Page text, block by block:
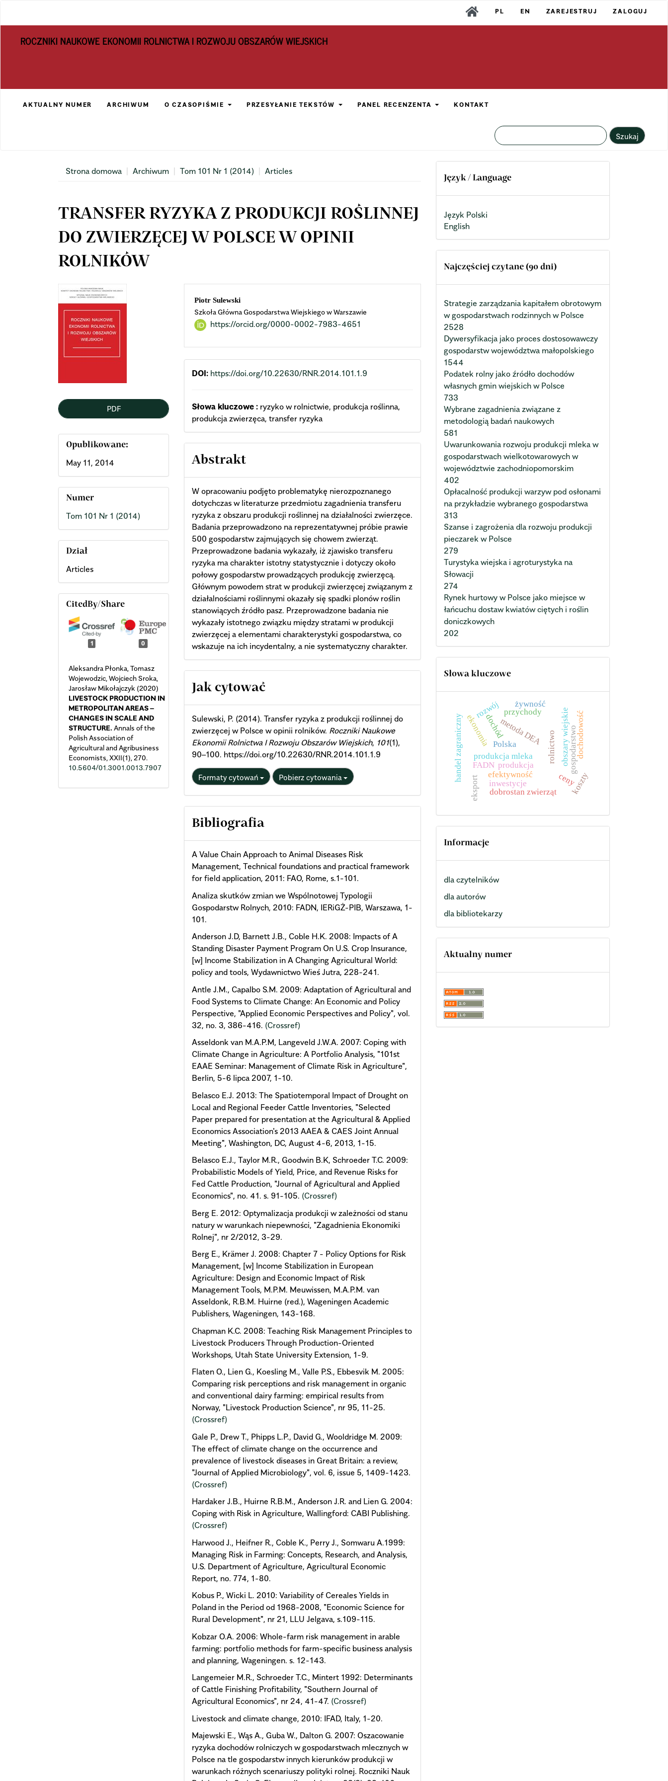
Content
PL EN ZAREJESTRUJ ZALOGUJ
ROCZNIKI NAUKOWE EKONOMII ROLNICTWA I ROZWOJU OBSZARÓW WIEJSKICH
AKTUALNY NUMER ARCHIWUM O CZASOPIŚMIE PRZESYŁANIE TEKSTÓW PANEL RECENZENTA KONTAKT
Szukaj
Strona domowa Archiwum Tom 101 Nr 1 (2014) Articles
TRANSFER RYZYKA Z PRODUKCJI ROŚLINNEJ
DO ZWIERZĘCEJ W POLSCE W OPINII
ROLNIKÓW
Article
Sidebar
PDF
Opublikowane:
May 11, 2014
Numer
Tom 101 Nr 1 (2014)
Dział
Articles
CitedBy/Share
1 0
Aleksandra Płonka, Tomasz
Wojewodzic, Wojciech Sroka,
Jarosław Mikołajczyk (2020)
LIVESTOCK PRODUCTION IN
METROPOLITAN AREAS –
CHANGES IN SCALE AND
STRUCTURE. Annals of the
Polish Association of
Agricultural and Agribusiness
Economists, XXII(1), 270.
10.5604/01.3001.0013.7907
Main
Article
Content
Piotr Sulewski
Szkoła Główna Gospodarstwa Wiejskiego w Warszawie
https://orcid.org/0000-0002-7983-4651
DOI: https://doi.org/10.22630/RNR.2014.101.1.9
Słowa kluczowe : ryzyko w rolnictwie, produkcja roślinna,
produkcja zwierzęca, transfer ryzyka
Abstrakt
W opracowaniu podjęto problematykę nierozpoznanego
dotychczas w literaturze przedmiotu zagadnienia transferu
ryzyka z obszaru produkcji roślinnej na działalności zwierzęce.
Badania przeprowadzono na reprezentatywnej próbie prawie
500 gospodarstw zajmujących się chowem zwierząt.
Przeprowadzone badania wykazały, iż zjawisko transferu
ryzyka ma charakter istotny statystycznie i dotyczy około
połowy gospodarstw prowadzących produkcję zwierzęcą.
Głównym powodem strat w produkcji zwierzęcej związanym z
działalnościami roślinnymi okazały się spadki plonów roślin
stanowiących źródło pasz. Przeprowadzone badania nie
wykazały istotnego związku między stratami w produkcji
zwierzęcej a elementami charakterystyki gospodarstwa, co
wskazuje na ich incydentalny, a nie systematyczny charakter.
Article
Details
Jak cytować
Sulewski, P. (2014). Transfer ryzyka z produkcji roślinnej do
zwierzęcej w Polsce w opinii rolników. Roczniki Naukowe
Ekonomii Rolnictwa I Rozwoju Obszarów Wiejskich, 101(1),
90–100. https://doi.org/10.22630/RNR.2014.101.1.9
Formaty cytowań Pobierz cytowania
Bibliografia
A Value Chain Approach to Animal Diseases Risk
Management, Technical foundations and practical framework
for field application, 2011: FAO, Rome, s.1-101.
Analiza skutków zmian we Wspólnotowej Typologii
Gospodarstw Rolnych, 2010: FADN, IERiGŻ-PIB, Warszawa, 1-
101.
Anderson J.D, Barnett J.B., Coble H.K. 2008: Impacts of A
Standing Disaster Payment Program On U.S. Crop Insurance,
[w] Income Stabilization in A Changing Agricultural World:
policy and tools, Wydawnictwo Wieś Jutra, 228-241.
Antle J.M., Capalbo S.M. 2009: Adaptation of Agricultural and
Food Systems to Climate Change: An Economic and Policy
Perspective, "Applied Economic Perspectives and Policy", vol.
32, no. 3, 386-416. (Crossref)
Asseldonk van M.A.P.M, Langeveld J.W.A. 2007: Coping with
Climate Change in Agriculture: A Portfolio Analysis, "101st
EAAE Seminar: Management of Climate Risk in Agriculture",
Berlin, 5-6 lipca 2007, 1-10.
Belasco E.J. 2013: The Spatiotemporal Impact of Drought on
Local and Regional Feeder Cattle Inventories, "Selected
Paper prepared for presentation at the Agricultural & Applied
Economics Association's 2013 AAEA & CAES Joint Annual
Meeting", Washington, DC, August 4-6, 2013, 1-15.
Belasco E.J., Taylor M.R., Goodwin B.K, Schroeder T.C. 2009:
Probabilistic Models of Yield, Price, and Revenue Risks for
Fed Cattle Production, "Journal of Agricultural and Applied
Economics", no. 41. s. 91-105. (Crossref)
Berg E. 2012: Optymalizacja produkcji w zależności od stanu
natury w warunkach niepewności, "Zagadnienia Ekonomiki
Rolnej", nr 2/2012, 3-29.
Berg E., Krämer J. 2008: Chapter 7 - Policy Options for Risk
Management, [w] Income Stabilization in European
Agriculture: Design and Economic Impact of Risk
Management Tools, M.P.M. Meuwissen, M.A.P.M. van
Asseldonk, R.B.M. Huirne (red.), Wageningen Academic
Publishers, Wageningen, 143-168.
Chapman K.C. 2008: Teaching Risk Management Principles to
Livestock Producers Through Production-Oriented
Workshops, Utah State University Extension, 1-9.
Flaten O., Lien G., Koesling M., Valle P.S., Ebbesvik M. 2005:
Comparing risk perceptions and risk management in organic
and conventional dairy farming: empirical results from
Norway, "Livestock Production Science", nr 95, 11-25.
(Crossref)
Gale P., Drew T., Phipps L.P., David G., Wooldridge M. 2009:
The effect of climate change on the occurrence and
prevalence of livestock diseases in Great Britain: a review,
"Journal of Applied Microbiology", vol. 6, issue 5, 1409-1423.
(Crossref)
Hardaker J.B., Huirne R.B.M., Anderson J.R. and Lien G. 2004:
Coping with Risk in Agriculture, Wallingford: CABI Publishing.
(Crossref)
Harwood J., Heifner R., Coble K., Perry J., Somwaru A.1999:
Managing Risk in Farming: Concepts, Research, and Analysis,
U.S. Department of Agriculture, Agricultural Economic
Report, no. 774, 1-80.
Kobus P., Wicki L. 2010: Variability of Cereales Yields in
Poland in the Period od 1968-2008, "Economic Science for
Rural Development", nr 21, LLU Jelgava, s.109-115.
Kobzar O.A. 2006: Whole-farm risk management in arable
farming: portfolio methods for farm-specific business analysis
and planning, Wageningen. s. 12-143.
Langemeier M.R., Schroeder T.C., Mintert 1992: Determinants
of Cattle Finishing Profitability, "Southern Journal of
Agricultural Economics", nr 24, 41-47. (Crossref)
Livestock and climate change, 2010: IFAD, Italy, 1-20.
Majewski E., Wąs A., Guba W., Dalton G. 2007: Oszacowanie
ryzyka dochodów rolniczych w gospodarstwach mlecznych w
Polsce na tle gospodarstw innych kierunków produkcji w
warunkach różnych scenariuszy polityki rolnej. Roczniki Nauk
Język / Language
Język Polski
English
Najczęściej czytane (90 dni)
Strategie zarządzania kapitałem obrotowym
w gospodarstwach rodzinnych w Polsce
2528
Dywersyfikacja jako proces dostosowawczy
gospodarstw województwa małopolskiego
1544
Podatek rolny jako źródło dochodów
własnych gmin wiejskich w Polsce
733
Wybrane zagadnienia związane z
metodologią badań naukowych
581
Uwarunkowania rozwoju produkcji mleka w
gospodarstwach wielkotowarowych w
województwie zachodniopomorskim
402
Opłacalność produkcji warzyw pod osłonami
na przykładzie wybranego gospodarstwa
313
Szanse i zagrożenia dla rozwoju produkcji
pieczarek w Polsce
279
Turystyka wiejska i agroturystyka na
Słowacji
274
Rynek hurtowy w Polsce jako miejsce w
łańcuchu dostaw kwiatów ciętych i roślin
doniczkowych
202
Słowa kluczowe
rolnictwo
efektywność
produkcja mleka obszary wiejskie
Polska
inwestycje
metoda DEA
ekonomia
ceny
FADN
koszty
dochód
produkcja
przychody
gospodarstwo
eksport dobrostan zwierząt
rozwój
dochodowość
handel zagraniczny
żywność
Informacje
dla czytelników
dla autorów
dla bibliotekarzy
Aktualny numer